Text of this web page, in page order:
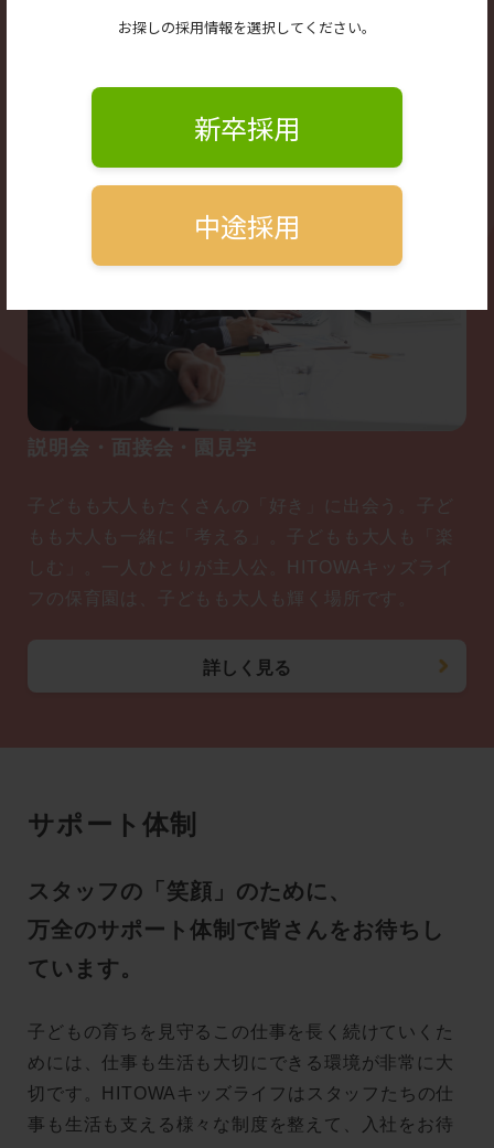
お探しの採用情報を選択してください。
新卒採用
中途採用
説明会・面接会・園見学
子どもも大人もたくさんの「好き」に出会う。子ど
もも大人も一緒に「考える」。子どもも大人も「楽
しむ」。一人ひとりが主人公。HITOWAキッズライ
フの保育園は、子どもも大人も輝く場所です。
詳しく見る
サポート体制
スタッフの「笑顔」のために、
万全のサポート体制で皆さんをお待ちし
ています。
子どもの育ちを見守るこの仕事を長く続けていくた
めには、仕事も生活も大切にできる環境が非常に大
切です。HITOWAキッズライフはスタッフたちの仕
事も生活も支える様々な制度を整えて、入社をお待